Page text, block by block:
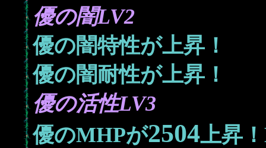
優の闇LV2
優の闇特性が上昇！
優の闇耐性が上昇！
優の活性LV3
優のMHPが2504上昇